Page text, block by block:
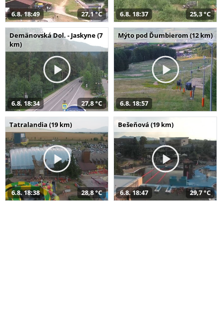
6.8. 18:49 27,1 °C 6.8. 18:37 25,3 °C
Demänovská Dol. - Jaskyne (7
km)
6.8. 18:34 27,8 °C
Mýto pod Ďumbierom (12 km)
6.8. 18:57
Tatralandia (19 km)
6.8. 18:38 28,8 °C
Bešeňová (19 km)
6.8. 18:47 29,7 °C